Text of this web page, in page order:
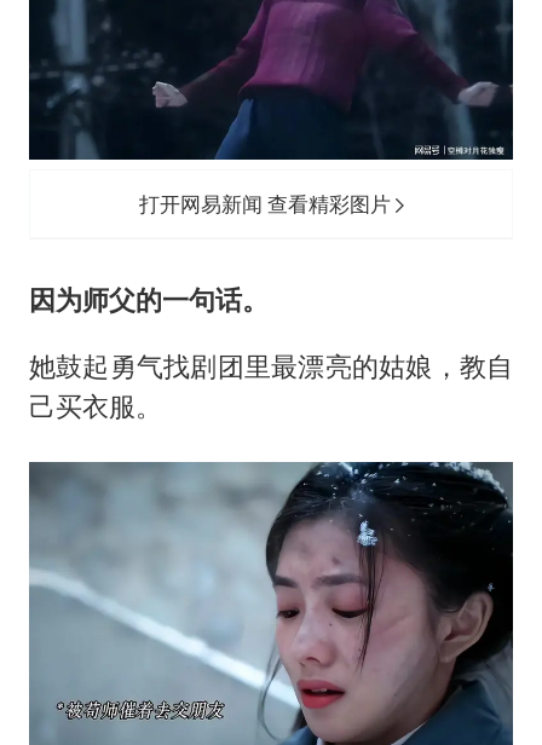
打开网易新闻 查看精彩图片
因为师父的一句话。
她鼓起勇气找剧团里最漂亮的姑娘，教自
己买衣服。